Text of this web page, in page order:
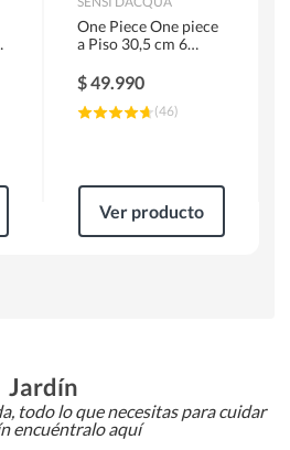
One Piece One piece
a Piso 30,5 cm 6
$49.990
(46)
Ver producto
Jardín
todo lo que necesitas para cuidar
encuéntralo aquí